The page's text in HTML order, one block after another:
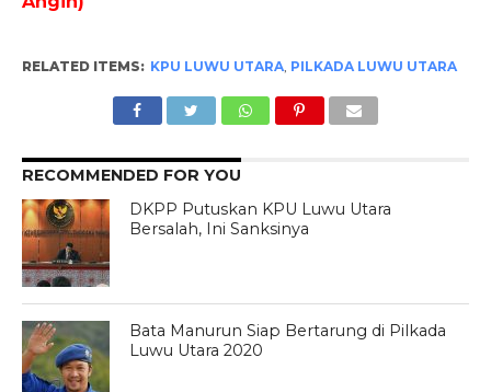
RELATED ITEMS: KPU LUWU UTARA, PILKADA LUWU UTARA
RECOMMENDED FOR YOU
DKPP Putuskan KPU Luwu Utara
Bersalah, Ini Sanksinya
Bata Manurun Siap Bertarung di Pilkada
Luwu Utara 2020